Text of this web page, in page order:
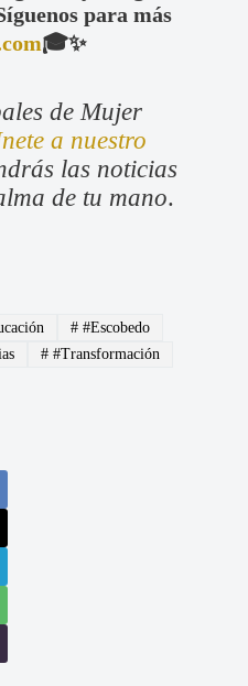
para más
🎓✨
de Mujer
a nuestro
las noticias
de tu mano.
# #Escobedo
# #Transformación